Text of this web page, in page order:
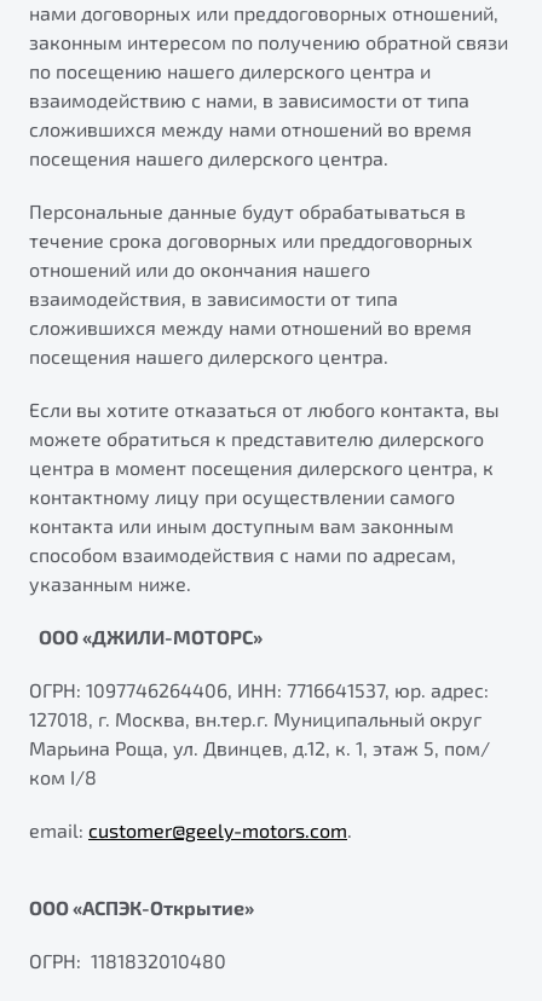
Элегантный и практичный седан
от 1 699 990 ₽*
Обзор В наличии
X70
Универсальный кроссовер
от 2 499 990 ₽*
Обзор В наличии
Узнайте о специальных выгодах при покупке
автомобиля Belgee
Подробно
Автомобили в наличии
Тест-драйв
Автокредит
Спецпредложения
"Помощь на дорогах"
Преимущества программы
Запись на сервис
Калькулятор ТО
Клиентская поддержка
нами договорных или преддоговорных отношений,
законным интересом по получению обратной связи
по посещению нашего дилерского центра и
взаимодействию с нами, в зависимости от типа
сложившихся между нами отношений во время
посещения нашего дилерского центра.
Персональные данные будут обрабатываться в
течение срока договорных или преддоговорных
отношений или до окончания нашего
взаимодействия, в зависимости от типа
сложившихся между нами отношений во время
посещения нашего дилерского центра.
Если вы хотите отказаться от любого контакта, вы
можете обратиться к представителю дилерского
центра в момент посещения дилерского центра, к
контактному лицу при осуществлении самого
контакта или иным доступным вам законным
способом взаимодействия с нами по адресам,
указанным ниже.
ООО «ДЖИЛИ-МОТОРС»
ОГРН: 1097746264406, ИНН: 7716641537, юр. адрес:
127018, г. Москва, вн.тер.г. Муниципальный округ
Марьина Роща, ул. Двинцев, д.12, к. 1, этаж 5, пом/
ком I/8
email: customer@geely-motors.com.
ООО «АСПЭК-Открытие»
ОГРН: 1181832010480